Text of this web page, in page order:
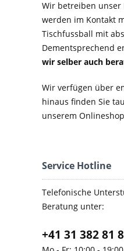
Wir betreiben unser
werden im Kontakt
Tischfussball mit
Dementsprechend
wir selber auch
Wir verfügen über
hinaus finden Sie
unserem
Service Hotline
Telefonische
Beratung unter:
+41 31 382 81